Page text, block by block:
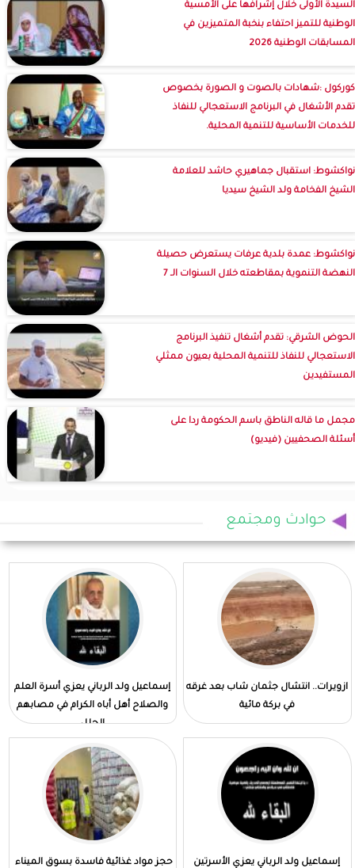
السيدة الأولى خلال إشرافها على الأمسية
الوطنية للتميز احتفاء بنخبة المتميزين في
المسابقات الوطنية 2026
كوركول :شهادات بالصوت و الصورة بخصوص
تقدم الأشغال في البرنامج الاستعجالي للنفاذ
للخدمات الأساسية للتنمية المحلية.
نواكشوط: استقبال جماهيري حاشد للعلامة
الشيخ الفخامة ولد الشيخ سيديا
نواكشوط: عمدة بلدية عرفات يستعرض حصيلة
النهضة التنموية بمقاطعته خلال السنوات الـ 7
الحوض الشرقي: تقدم أشغال تنفيذ البرنامج
الاستعجالي للنفاذ للتنمية المحلية بعيون ممثلي
المستفيدين
مجمل ما قاله الناطق باسم الحكومة ردا على
أسئلة الصحفيين (فيديو)
حوادث ومجتمع
ازويرات.. انتشال جثمان شاب بعد غرقه
في بركة مائية
إسماعيل ولد الرباني يعزي أسرة العلم
والصلاح أهل أباه الكرام في مصابهم
الجلل
إسماعيل ولد الرباني يعزي الأسرتين حجز مواد غذائية فاسدة بسوق الميناء